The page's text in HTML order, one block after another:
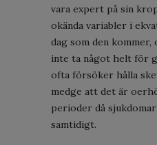
vara expert på sin
okända variabler i
dag som den
inte ta något helt för
ofta försöker hålla
medge att det är
perioder då
samtidigt.